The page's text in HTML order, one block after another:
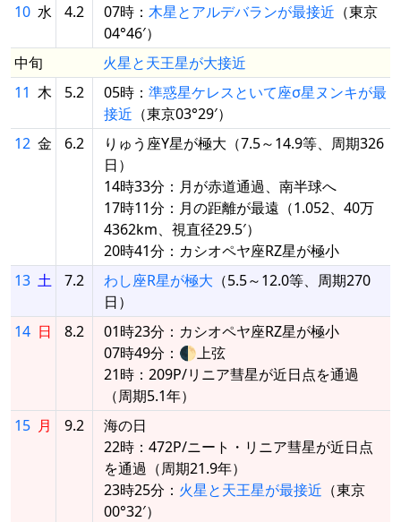
10 水 4.2 07時： 木星とアルデバランが最接近 （東京
04°46′）
中旬
火星と天王星が大接近
11 木 5.2 05時： 準惑星ケレスといて座σ星ヌンキが最
接近 （東京03°29′）
12 金 6.2
りゅう座Y星が極大（7.5～14.9等、周期326
日）
14時33分：月が赤道通過、南半球へ
17時11分：月の距離が最遠（1.052、40万
4362km、視直径29.5′）
20時41分：カシオペヤ座RZ星が極小
13 土 7.2 わし座R星が極大 （5.5～12.0等、周期270
日）
14 日 8.2
01時23分：カシオペヤ座RZ星が極小
07時49分：🌓上弦
21時：209P/リニア彗星が近日点を通過
（周期5.1年）
15 月 9.2
海の日
22時：472P/ニート・リニア彗星が近日点
を通過（周期21.9年）
23時25分： 火星と天王星が最接近 （東京
00°32′）